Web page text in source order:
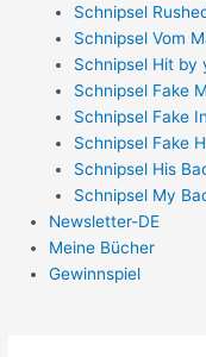
Schnipsel
Schnipsel Vom
Schnipsel Hit by
Schnipsel Fake
Schnipsel Fake
Schnipsel Fake
Schnipsel His
Schnipsel My
Newsletter-DE
Meine Bücher
Gewinnspiel